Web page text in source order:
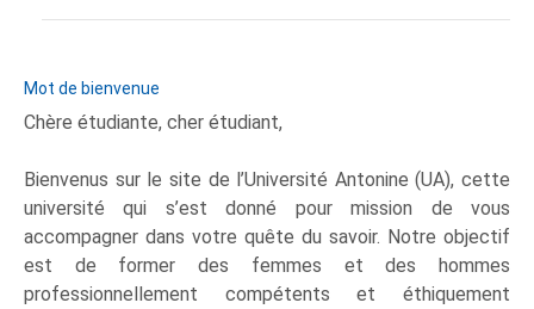
Mot de bienvenue
Chère étudiante, cher étudiant,
Bienvenus sur le site de l’Université Antonine (UA), cette
université qui s’est donné pour mission de vous
accompagner dans votre quête du savoir. Notre objectif
est de former des femmes et des hommes
professionnellement compétents et éthiquement